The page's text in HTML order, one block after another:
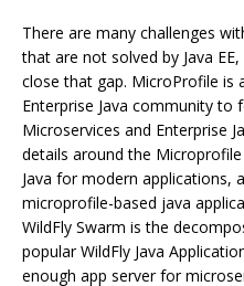
There are many challenges
that are not solved by Java
close that gap. MicroProfile is
Enterprise Java community
Microservices and Enterprise
details around the
Java for modern applications,
microprofile-based java
WildFly Swarm is the
popular WildFly Java
enough app server for